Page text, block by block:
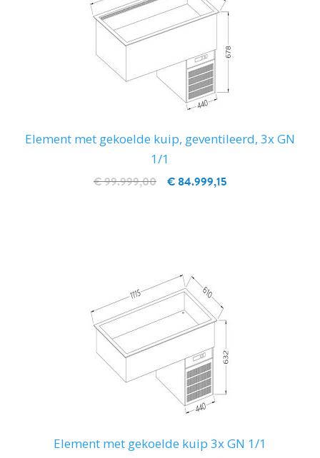
Element met gekoelde kuip, geventileerd, 3x GN
1/1
€ 84.999,15
€ 99.999,00
Element met gekoelde kuip 3x GN 1/1